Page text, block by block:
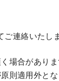
連絡いたしま
場合がありま
則適用外とな